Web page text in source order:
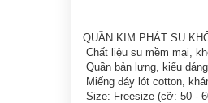
QUẦN KIM PHÁT SU
Chất liệu su mềm mại,
Quần bản lưng, kiểu
Miếng đáy lót cotton,
Size: Freesize (cỡ: 50 -